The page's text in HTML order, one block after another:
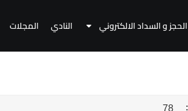
الحجز و السداد الالكتروني النادي المجلات
78